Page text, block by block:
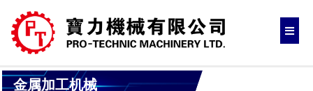
金属加工机械